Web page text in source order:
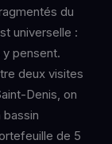
du
universelle :
pensent.
deux visites
Denis, on
de 5